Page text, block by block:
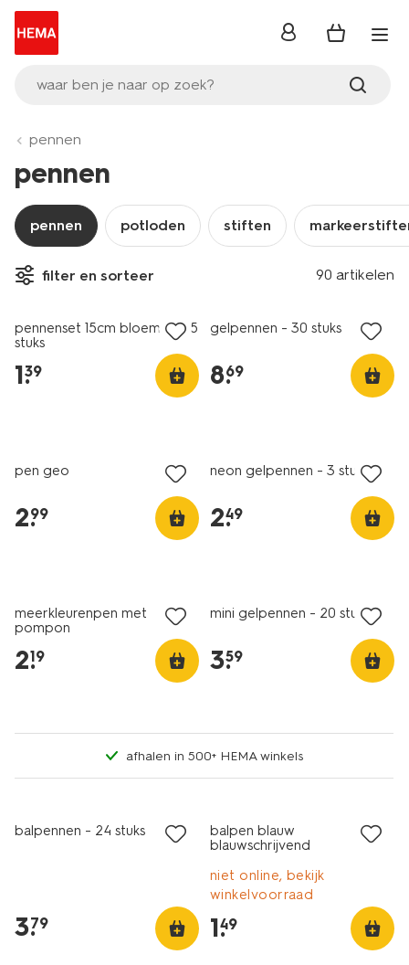
waar ben je naar op zoek?
inloggen
pennen
pennen
pennen potloden stiften
filter en sorteer 90 artikelen
nieuw
pennenset 15cm bloemen - 5
stuks
1.
39
gelpennen - 30 stuks
8.
69
pen geo
2.
99
neon gelpennen - 3 stuks
2.
49
meerkleurenpen met
pompon
2.
19
mini gelpennen - 20 stuks
3.
59
afhalen in 500+ HEMA winkels
balpennen - 24 stuks
3.
79
balpen blauw
blauwschrijvend
niet online, bekijk
winkelvoorraad
1.
49